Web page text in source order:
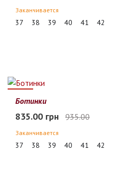
Заканчивается
37 38 39 40 41 42
11%
Ботинки
835.00 грн 935.00
Заканчивается
37 38 39 40 41 42